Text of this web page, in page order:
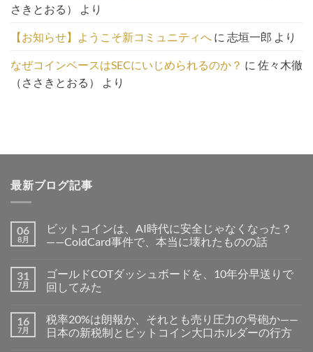
さきとおる）
より
【お知らせ】ようこそ新コミュニティへ に 志垣一郎 より
なぜコインベースはSECにいじめられるのか？ に 佐々木徹
（ささきとおる）
より
最新ブログ記事
06
8月
ビットコインは、AI時代に安全じゃなくなった？
——ColdCard事件で、本当に壊れたものの話
31
7月
ゴールドCOTダッシュボードを、10年分早送りで
回してみた
16
7月
税率20%は朗報か、それとも売り圧力の号砲か——
日本の新税制とビットコイン大口ホルダーの行方